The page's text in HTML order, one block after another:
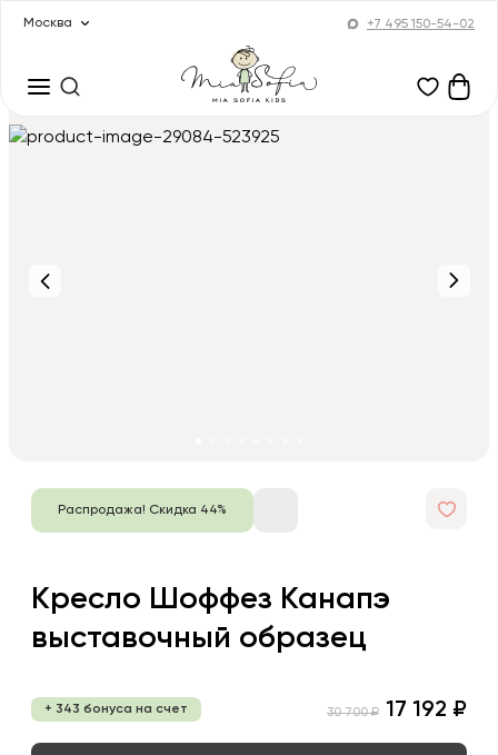
Москва +7 495 150-54-02
Распродажа! Скидка 44%
Кресло Шоффез Канапэ
выставочный образец
+ 343 бонуса на счет 30 700 ₽ 17 192 ₽